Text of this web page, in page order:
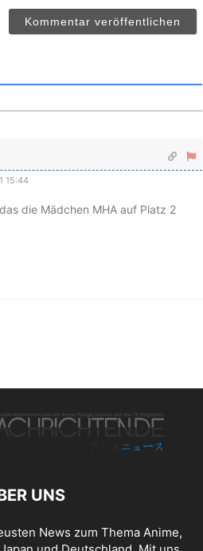
15:44
die Mädchen MHA auf Platz 2
UNS
News zum Thema Anime,